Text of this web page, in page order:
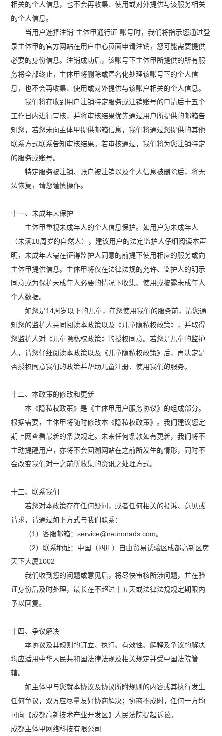
相关的个人信息，也不会再收集、使用或对外提供与该服务相关
的个人信息。
当用户选择注销“主体甲通行证”账号时，我们将指示您通过登
录主体甲的官方网站在用户中心页面申请注销，您可能需要提供
必要的身份信息。注销成功后，该账号下主体甲所提供的所有服
务将全部终止，主体甲将删除或匿名化处理该账号下的个人信
息，也不会再收集、使用或对外提供与该账户相关的个人信息。
我们将在收到用户注销特定服务或注销账号的申请后十五个
工作日内进行审核，并将审核结果优先通过用户所提供的邮箱告
知您，若您未向主体甲提供邮箱信息，我们将通过您提供的其他
联系方式联系告知审核结果。若审核通过，我们将为您注销特定
的服务或账号。
特定服务被注销、账户被注销以及个人信息被删除后，将无
法恢复，请您谨慎操作。
十一、未成年人保护
主体甲重视未成年人的个人信息保护。如用户为未成年人
（未满18周岁的自然人），建议用户的法定监护人仔细阅读本声
明，未成年人需在征得监护人同意的前提下使用相应的服务或向
主体甲提供信息。主体甲将仅在法律法规的允许、监护人的明示
同意或为保护未成年人必要的情况下收集、使用或披露未成年人
个人数据。
如您是14周岁以下的儿童，在您使用我们的服务前，请您通
知您的监护人共同阅读本政策以及《儿童隐私权政策》，并取得
您监护人对《儿童隐私权政策》的授权同意。若您是儿童的监护
人，请您仔细阅读本政策以及《儿童隐私权政策》后，再决定是
否授权同意我们的政策并帮助儿童注册、使用我们的服务。
十二、本政策的修改和更新
本《隐私权政策》是《主体甲用户服务协议》的组成部分。
根据需要，主体甲将随时修改本《隐私权政策》。我们建议您定
期上网查看最新的条款规定。未来任何条款如有更新，我们将不
主动提醒用户，亦将不会回溯网站在之前所发生的情形，同时不
会改变我们对于之前所收集的资讯之处理方式。
十三、联系我们
若您对本政策存在任何疑问，或者任何相关的投诉、意见或
请求，请通过如下方式与我们联系：
（1）客服邮箱：service@neuronads.com。
（2）联系地址：中国（四川）自由贸易试验区成都高新区房
天下大厦1002
我们收到您的问题或意见后，将尽快审核所涉问题，并在验
证身份后及时处理，最长在不超过十五天或法律法规规定期限内
予以回复。
十四、争议解决
本协议及其规则的订立、执行、有效性、解释及争议的解决
均应适用中华人民共和国法律法规及相关规定并受中国法院管
辖。
如主体甲与您就本协议及协议所附规则的内容或其执行发生
任何争议，双方应尽量友好协商解决；协商不成时，任何一方均
可向【成都高新技术产业开发区】人民法院提起诉讼。
成都主体甲网络科技有限公司